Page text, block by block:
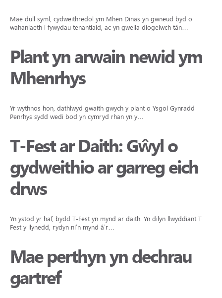
Mae dull syml, cydweithredol ym Mhen Dinas yn gwneud byd o
wahaniaeth i fywydau tenantiaid, ac yn gwella diogelwch tân…
Plant yn arwain newid ym
Mhenrhys
Yr wythnos hon, dathlwyd gwaith gwych y plant o Ysgol Gynradd
Penrhys sydd wedi bod yn cymryd rhan yn y…
T-Fest ar Daith: Gŵyl o
gydweithio ar garreg eich
drws
Yn ystod yr haf, bydd T-Fest yn mynd ar daith. Yn dilyn llwyddiant T-
Fest y llynedd, rydyn ni’n mynd â’r…
Mae perthyn yn dechrau
gartref